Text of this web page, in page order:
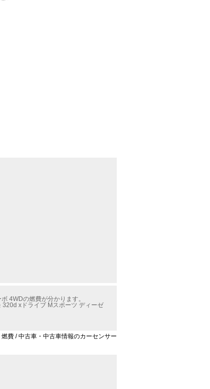
4WDの燃費が分かります。
xドライブ Mスポーツ ディーゼ
費 / 中古車・中古車情報のカーセンサー